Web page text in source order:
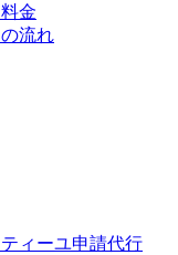
金
流れ
ィーユ申請代行